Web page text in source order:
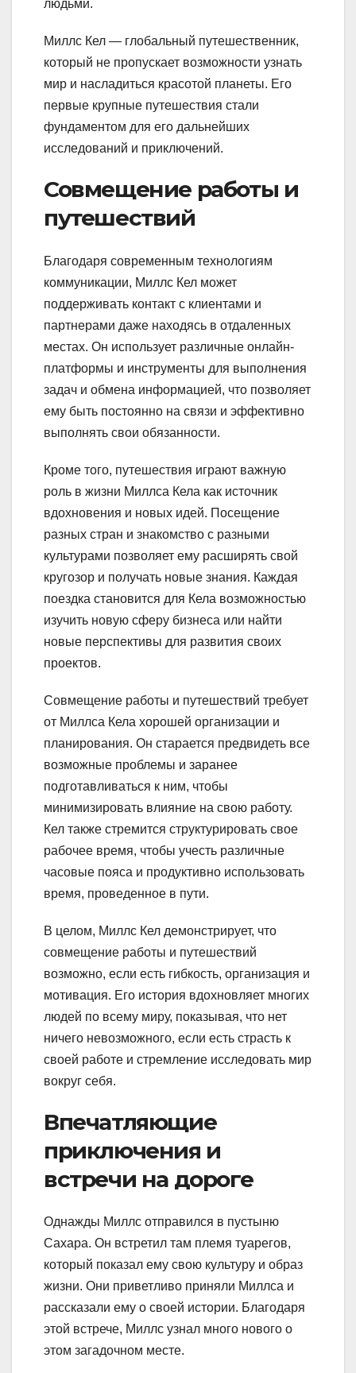
людьми.
Миллс Кел — глобальный путешественник,
который не пропускает возможности узнать
мир и насладиться красотой планеты. Его
первые крупные путешествия стали
фундаментом для его дальнейших
исследований и приключений.
Совмещение работы и
путешествий
Благодаря современным технологиям
коммуникации, Миллс Кел может
поддерживать контакт с клиентами и
партнерами даже находясь в отдаленных
местах. Он использует различные онлайн-
платформы и инструменты для выполнения
задач и обмена информацией, что позволяет
ему быть постоянно на связи и эффективно
выполнять свои обязанности.
Кроме того, путешествия играют важную
роль в жизни Миллса Кела как источник
вдохновения и новых идей. Посещение
разных стран и знакомство с разными
культурами позволяет ему расширять свой
кругозор и получать новые знания. Каждая
поездка становится для Кела возможностью
изучить новую сферу бизнеса или найти
новые перспективы для развития своих
проектов.
Совмещение работы и путешествий требует
от Миллса Кела хорошей организации и
планирования. Он старается предвидеть все
возможные проблемы и заранее
подготавливаться к ним, чтобы
минимизировать влияние на свою работу.
Кел также стремится структурировать свое
рабочее время, чтобы учесть различные
часовые пояса и продуктивно использовать
время, проведенное в пути.
В целом, Миллс Кел демонстрирует, что
совмещение работы и путешествий
возможно, если есть гибкость, организация и
мотивация. Его история вдохновляет многих
людей по всему миру, показывая, что нет
ничего невозможного, если есть страсть к
своей работе и стремление исследовать мир
вокруг себя.
Впечатляющие
приключения и
встречи на дороге
Однажды Миллс отправился в пустыню
Сахара. Он встретил там племя туарегов,
который показал ему свою культуру и образ
жизни. Они приветливо приняли Миллса и
рассказали ему о своей истории. Благодаря
этой встрече, Миллс узнал много нового о
этом загадочном месте.